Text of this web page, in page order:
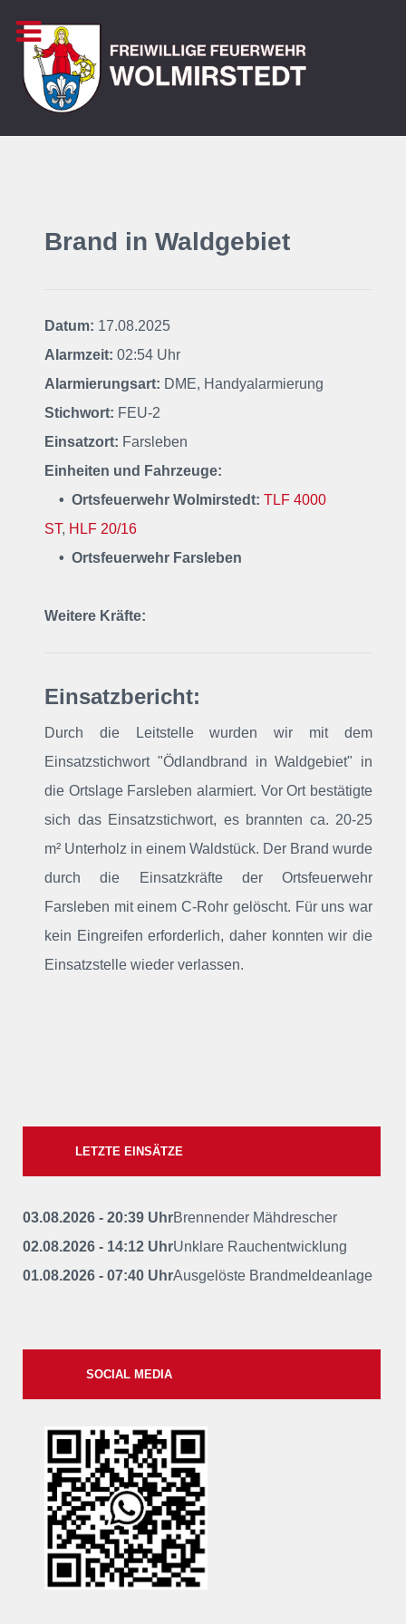
Brand in Waldgebiet
Datum: 17.08.2025
Alarmzeit: 02:54 Uhr
Alarmierungsart: DME, Handyalarmierung
Stichwort: FEU-2
Einsatzort: Farsleben
Einheiten und Fahrzeuge:
• Ortsfeuerwehr Wolmirstedt: TLF 4000
ST, HLF 20/16
• Ortsfeuerwehr Farsleben
Weitere Kräfte:
Einsatzbericht:
Durch die Leitstelle wurden wir mit dem
Einsatzstichwort "Ödlandbrand in Waldgebiet" in
die Ortslage Farsleben alarmiert. Vor Ort bestätigte
sich das Einsatzstichwort, es brannten ca. 20-25
m² Unterholz in einem Waldstück. Der Brand wurde
durch die Einsatzkräfte der Ortsfeuerwehr
Farsleben mit einem C-Rohr gelöscht. Für uns war
kein Eingreifen erforderlich, daher konnten wir die
Einsatzstelle wieder verlassen.
LETZTE EINSÄTZE
03.08.2026 - 20:39 UhrBrennender Mähdrescher
02.08.2026 - 14:12 UhrUnklare Rauchentwicklung
01.08.2026 - 07:40 UhrAusgelöste Brandmeldeanlage
SOCIAL MEDIA